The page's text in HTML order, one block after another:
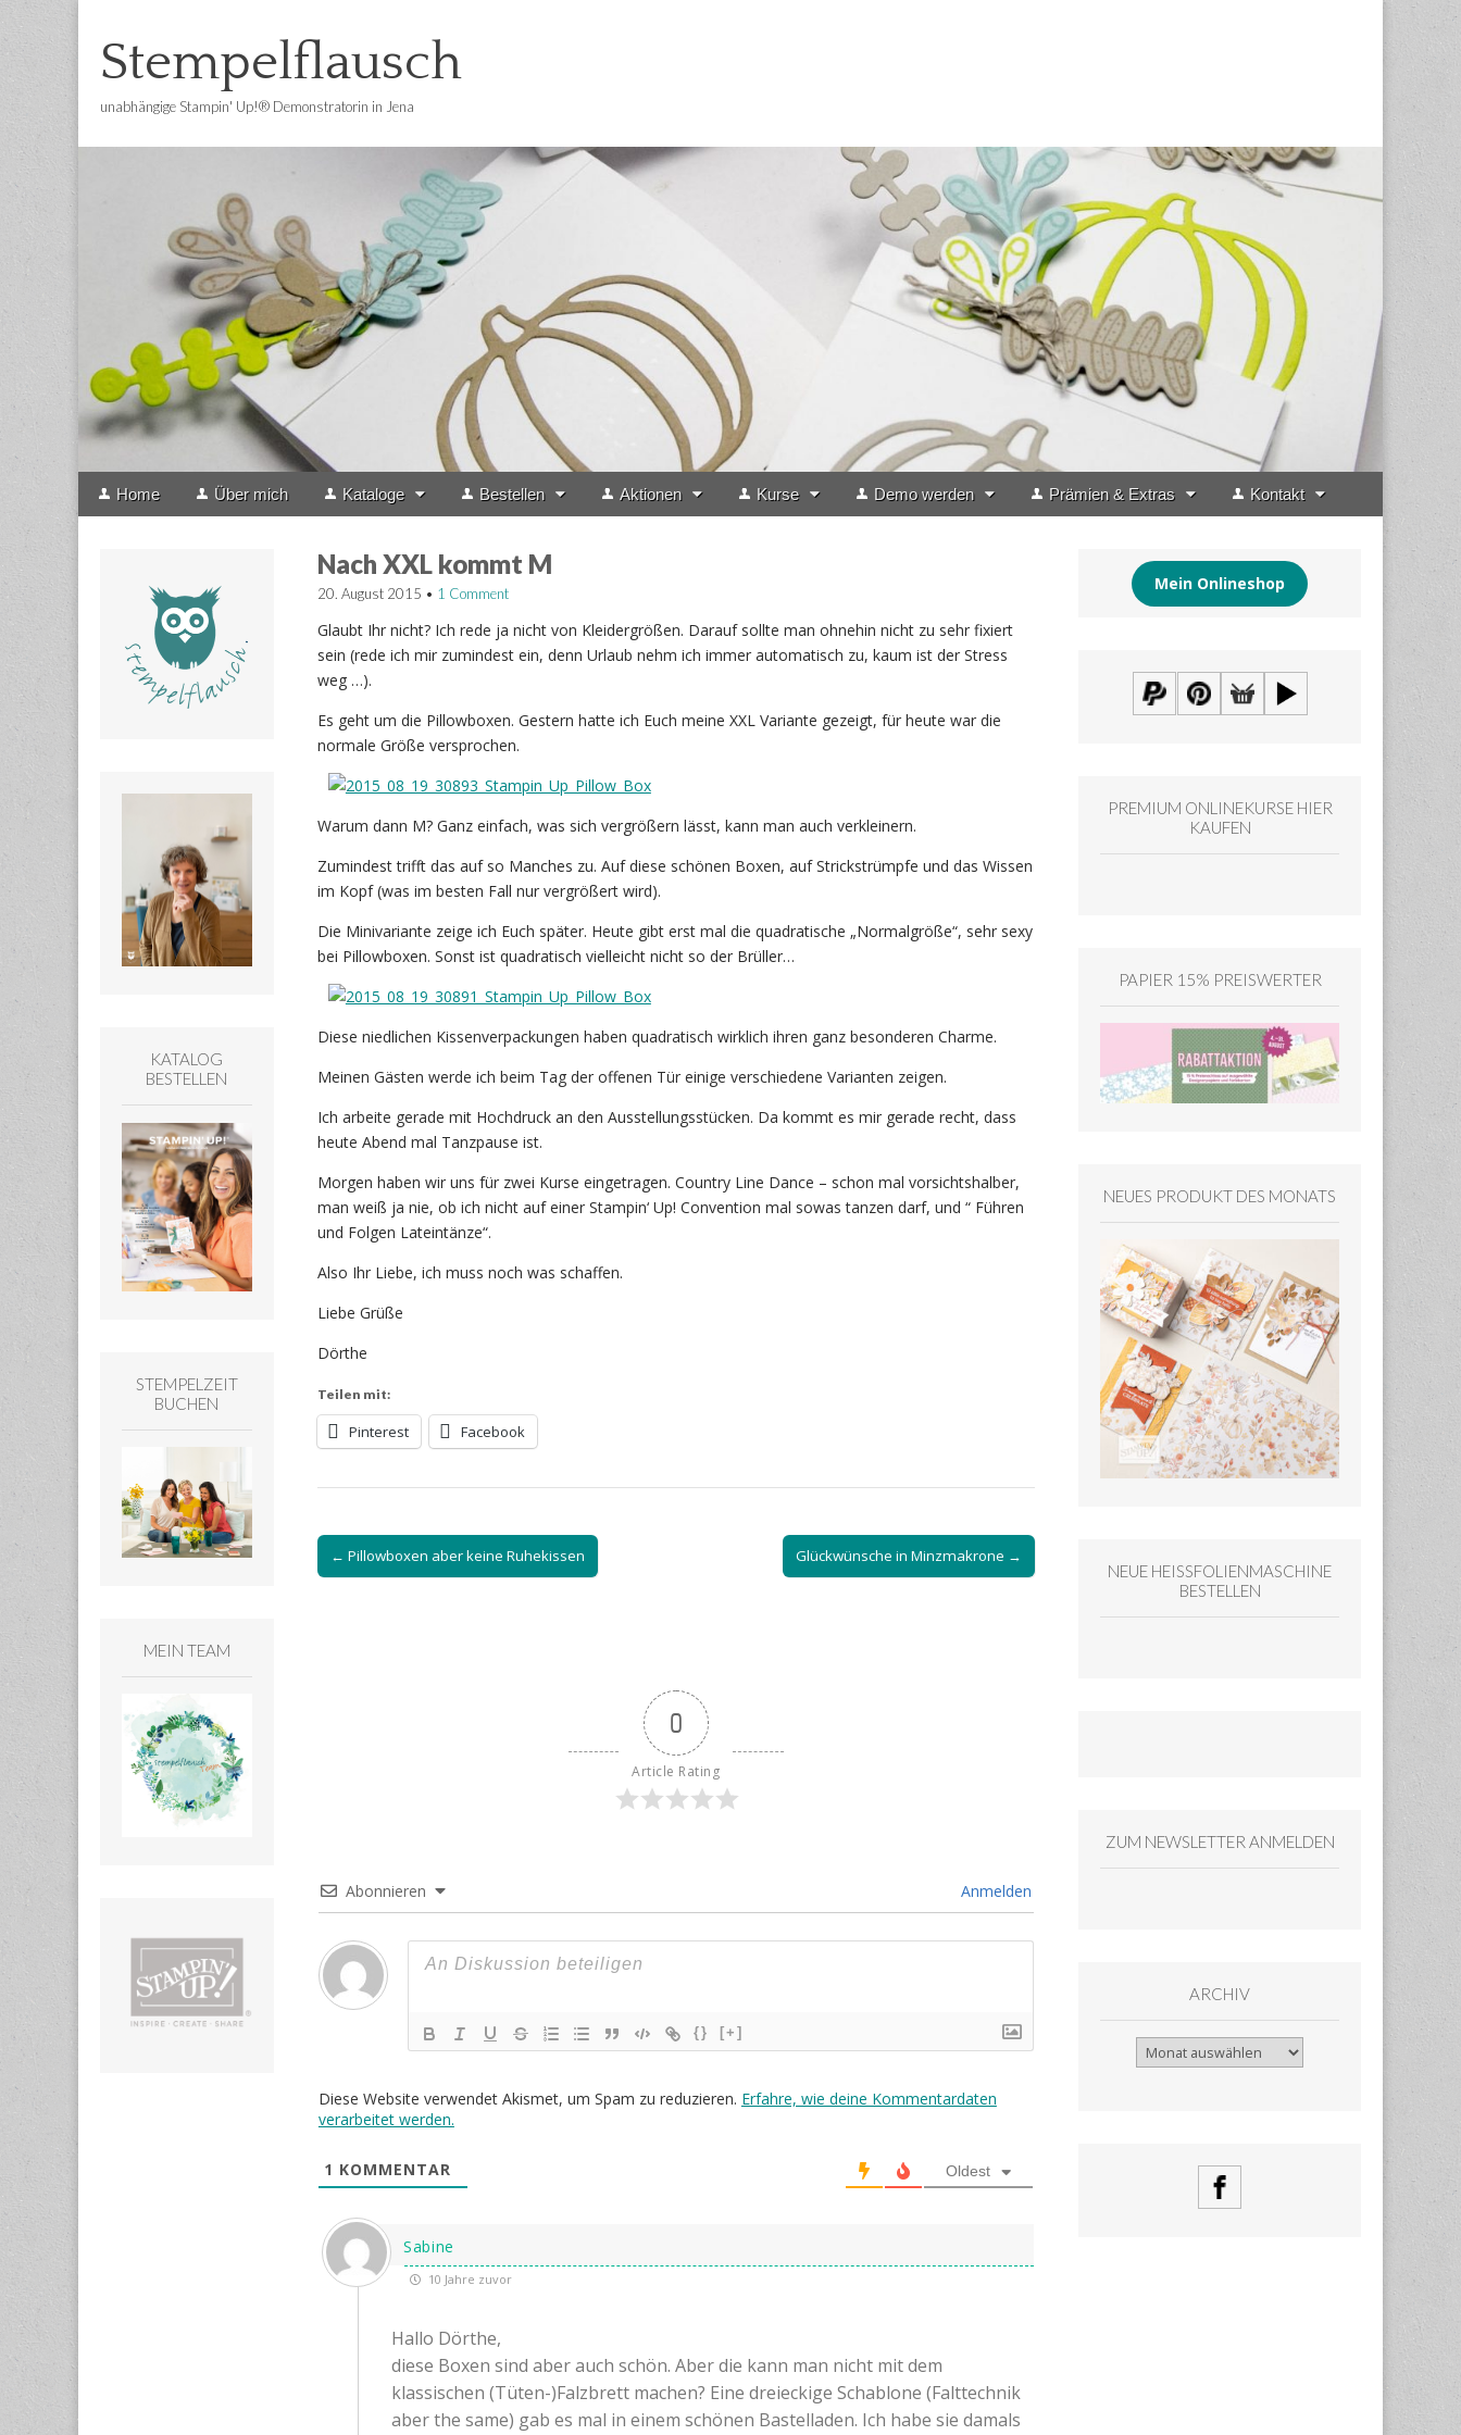
Stempelflausch
unabhängige Stampin' Up!® Demonstratorin in Jena
Main
Skip
Home Über mich Kataloge Bestellen Aktionen Kurse Demo werden Prämien & Extras Kontakt
Nach XXL kommt M
20. August 2015 • 1 Comment
Glaubt Ihr nicht? Ich rede ja nicht von Kleidergrößen. Darauf sollte man ohnehin nicht zu sehr fixiert
sein (rede ich mir zumindest ein, denn Urlaub nehm ich immer automatisch zu, kaum ist der Stress
weg …).
Es geht um die Pillowboxen. Gestern hatte ich Euch meine XXL Variante gezeigt, für heute war die
normale Größe versprochen.
Warum dann M? Ganz einfach, was sich vergrößern lässt, kann man auch verkleinern.
Zumindest trifft das auf so Manches zu. Auf diese schönen Boxen, auf Strickstrümpfe und das Wissen
im Kopf (was im besten Fall nur vergrößert wird).
Die Minivariante zeige ich Euch später. Heute gibt erst mal die quadratische „Normalgröße“, sehr sexy
bei Pillowboxen. Sonst ist quadratisch vielleicht nicht so der Brüller…
Diese niedlichen Kissenverpackungen haben quadratisch wirklich ihren ganz besonderen Charme.
Meinen Gästen werde ich beim Tag der offenen Tür einige verschiedene Varianten zeigen.
Ich arbeite gerade mit Hochdruck an den Ausstellungsstücken. Da kommt es mir gerade recht, dass
heute Abend mal Tanzpause ist.
Morgen haben wir uns für zwei Kurse eingetragen. Country Line Dance – schon mal vorsichtshalber,
man weiß ja nie, ob ich nicht auf einer Stampin‘ Up! Convention mal sowas tanzen darf, und “ Führen
und Folgen Lateintänze“.
Also Ihr Liebe, ich muss noch was schaffen.
Liebe Grüße
Dörthe
Teilen mit:
Pinterest Facebook
Post
navigation
← Pillowboxen aber keine Ruhekissen Glückwünsche in Minzmakrone →
0
Article Rating
Abonnieren Anmelden
{} [+]
Diese Website verwendet Akismet, um Spam zu reduzieren. Erfahre, wie deine Kommentardaten
verarbeitet werden.
1 KOMMENTAR Oldest
Sabine
10 Jahre zuvor
Hallo Dörthe,
diese Boxen sind aber auch schön. Aber die kann man nicht mit dem
klassischen (Tüten-)Falzbrett machen? Eine dreieckige Schablone (Falttechnik
aber the same) gab es mal in einem schönen Bastelladen. Ich habe sie damals
KATALOG
BESTELLEN
STEMPELZEIT
BUCHEN
MEIN TEAM
Mein Onlineshop
PREMIUM ONLINEKURSE HIER
KAUFEN
PAPIER 15% PREISWERTER
NEUES PRODUKT DES MONATS
NEUE HEISSFOLIENMASCHINE
BESTELLEN
ZUM NEWSLETTER ANMELDEN
ARCHIV
Archiv